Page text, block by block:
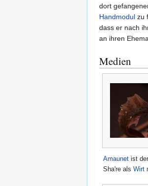
dort
Handmodul zu
dass er nach
an ihren
Medien
Amaunet ist
Sha're als Wirt